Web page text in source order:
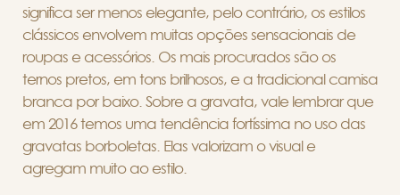
significa ser menos elegante, pelo contrário, os estilos
clássicos envolvem muitas opções sensacionais de
roupas e acessórios. Os mais procurados são os
ternos pretos, em tons brilhosos, e a tradicional camisa
branca por baixo. Sobre a gravata, vale lembrar que
em 2016 temos uma tendência fortíssima no uso das
gravatas borboletas. Elas valorizam o visual e
agregam muito ao estilo.